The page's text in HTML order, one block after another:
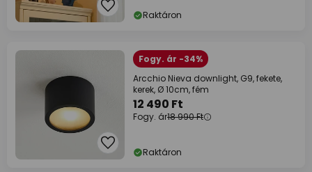
Raktáron
Fogy. ár -34%
Arcchio Nieva downlight, G9, fekete,
kerek, Ø 10cm, fém
12 490 Ft
Fogy. ár18 990 Ft
Raktáron